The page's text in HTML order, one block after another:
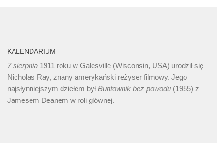
KALENDARIUM
7 sierpnia 1911 roku w Galesville (Wisconsin, USA) urodził się
Nicholas Ray, znany amerykański reżyser filmowy. Jego
najsłynniejszym dziełem byłBuntownik bez powodu (1955) z
Jamesem Deanem w roli głównej.